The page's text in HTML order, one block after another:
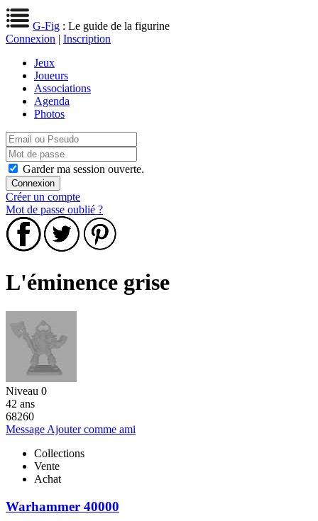
G-Fig : Le guide de la figurine
Connexion | Inscription
Jeux
Joueurs
Associations
Agenda
Photos
Garder ma session ouverte.
Créer un compte
Mot de passe oublié ?
L'éminence grise
Niveau 0
42 ans
68260
Message Ajouter comme ami
Collections
Vente
Achat
Warhammer 40000